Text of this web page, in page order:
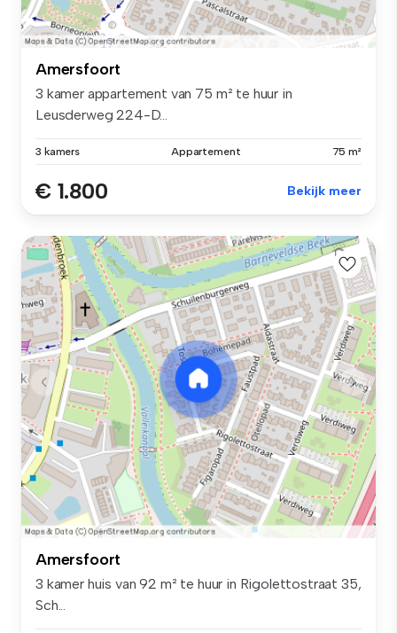
Amersfoort
3 kamer appartement van 75 m² te huur in
Leusderweg 224-D...
3 kamers Appartement 75 m²
€ 1.800 Bekijk meer
Amersfoort
3 kamer huis van 92 m² te huur in Rigolettostraat 35,
Sch...